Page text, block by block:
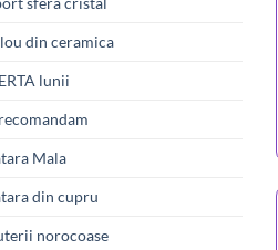
din ceramica
lunii
Mala
din cupru
norocoase